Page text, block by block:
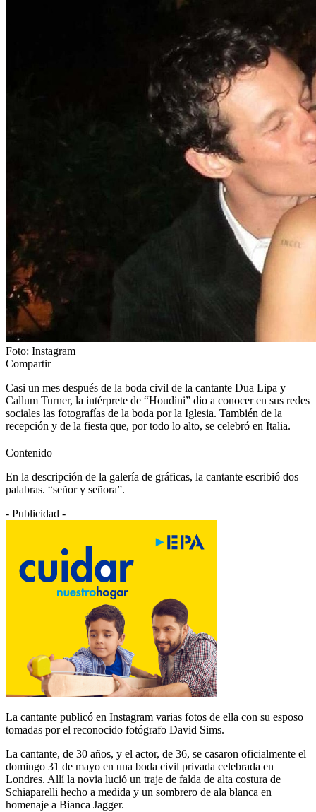
Foto: Instagram
Compartir
Casi un mes después de la boda civil de la cantante Dua Lipa y
Callum Turner, la intérprete de “Houdini” dio a conocer en sus redes
sociales las fotografías de la boda por la Iglesia. También de la
recepción y de la fiesta que, por todo lo alto, se celebró en Italia.
Contenido
En la descripción de la galería de gráficas, la cantante escribió dos
palabras. “señor y señora”.
- Publicidad -
La cantante publicó en Instagram varias fotos de ella con su esposo
tomadas por el reconocido fotógrafo David Sims.
La cantante, de 30 años, y el actor, de 36, se casaron oficialmente el
domingo 31 de mayo en una boda civil privada celebrada en
Londres. Allí la novia lució un traje de falda de alta costura de
Schiaparelli hecho a medida y un sombrero de ala blanca en
homenaje a Bianca Jagger.